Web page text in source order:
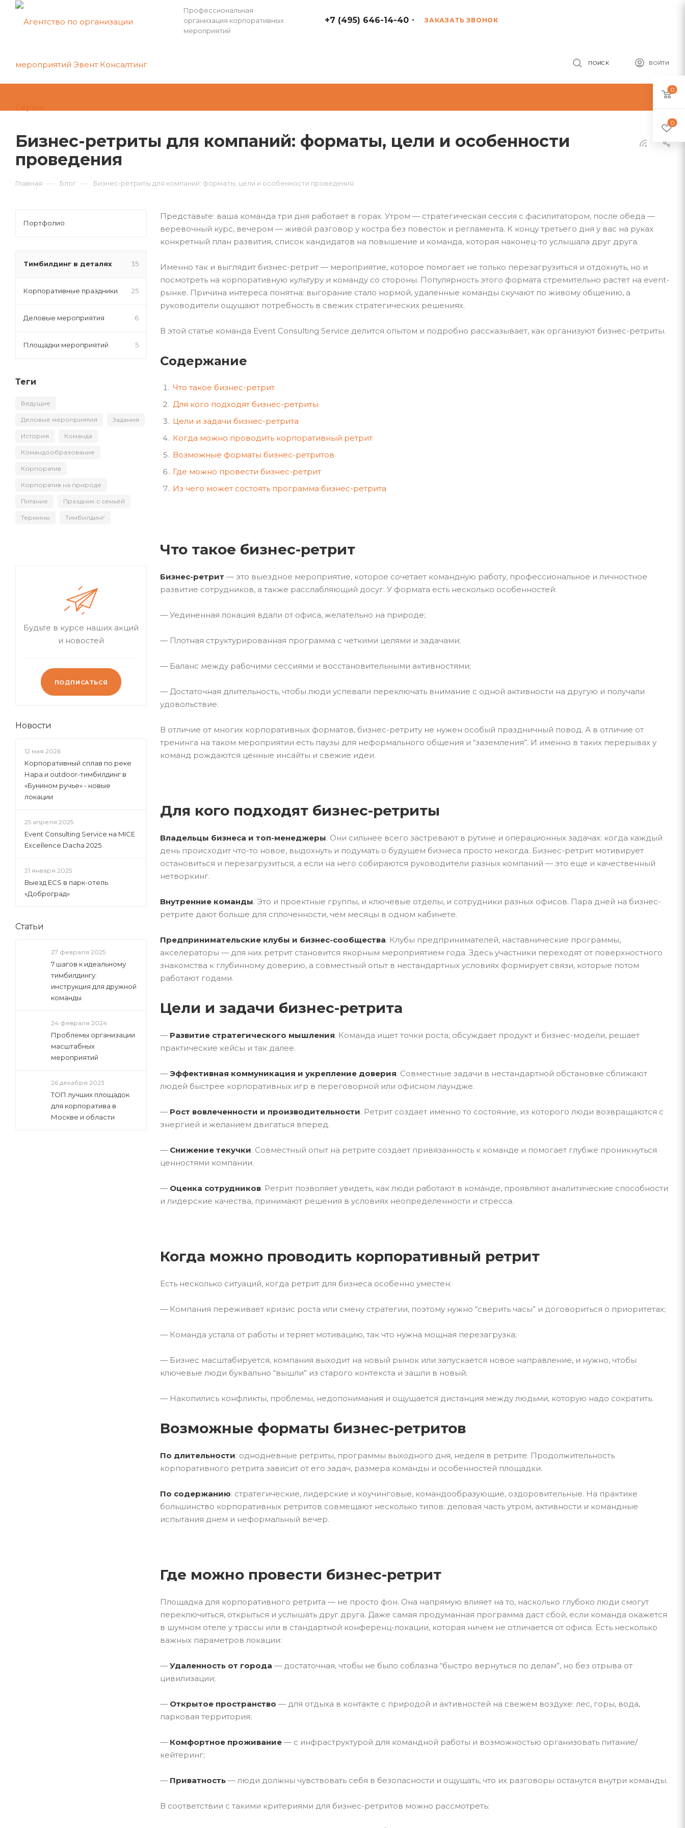
Профессиональная
организация корпоративных
мероприятий
+7 (495) 646-14-40 ЗАКАЗАТЬ ЗВОНОК
ВОЙТИ
ПОИСК
Бизнес-ретриты для компаний: форматы, цели и особенности
проведения
Главная — Блог — Бизнес-ретриты для компаний: форматы, цели и особенности проведения
Представьте: ваша команда три дня работает в горах. Утром — стратегическая сессия с фасилитатором, после обеда —
веревочный курс, вечером — живой разговор у костра без повесток и регламента. К концу третьего дня у вас на руках
конкретный план развития, список кандидатов на повышение и команда, которая наконец-то услышала друг друга.
Именно так и выглядит бизнес-ретрит — мероприятие, которое помогает не только перезагрузиться и отдохнуть, но и
посмотреть на корпоративную культуру и команду со стороны. Популярность этого формата стремительно растет на event-
рынке. Причина интереса понятна: выгорание стало нормой, удаленные команды скучают по живому общению, а
руководители ощущают потребность в свежих стратегических решениях.
В этой статье команда Event Consulting Service делится опытом и подробно рассказывает, как организуют бизнес-ретриты.
Содержание
Что такое бизнес-ретрит
Для кого подходят бизнес-ретриты
Цели и задачи бизнес-ретрита
Когда можно проводить корпоративный ретрит
Возможные форматы бизнес-ретритов
Где можно провести бизнес-ретрит
Из чего может состоять программа бизнес-ретрита
Что такое бизнес-ретрит
Бизнес-ретрит — это выездное мероприятие, которое сочетает командную работу, профессиональное и личностное
развитие сотрудников, а также расслабляющий досуг. У формата есть несколько особенностей:
— Уединенная локация вдали от офиса, желательно на природе;
— Плотная структурированная программа с четкими целями и задачами;
— Баланс между рабочими сессиями и восстановительными активностями;
— Достаточная длительность, чтобы люди успевали переключать внимание с одной активности на другую и получали
удовольствие.
В отличие от многих корпоративных форматов, бизнес-ретриту не нужен особый праздничный повод. А в отличие от
тренинга на таком мероприятии есть паузы для неформального общения и “заземления”. И именно в таких перерывах у
команд рождаются ценные инсайты и свежие идеи.
Для кого подходят бизнес-ретриты
Владельцы бизнеса и топ-менеджеры. Они сильнее всего застревают в рутине и операционных задачах: когда каждый
день происходит что-то новое, выдохнуть и подумать о будущем бизнеса просто некогда. Бизнес-ретрит мотивирует
остановиться и перезагрузиться, а если на него собираются руководители разных компаний — это еще и качественный
нетворкинг.
Внутренние команды. Это и проектные группы, и ключевые отделы, и сотрудники разных офисов. Пара дней на бизнес-
ретрите дают больше для сплоченности, чем месяцы в одном кабинете.​
Предпринимательские клубы и бизнес-сообщества. Клубы предпринимателей, наставнические программы,
акселераторы — для них ретрит становится якорным мероприятием года. Здесь участники переходят от поверхностного
знакомства к глубинному доверию, а совместный опыт в нестандартных условиях формирует связи, которые потом
работают годами.
Цели и задачи бизнес-ретрита
— Развитие стратегического мышления. Команда ищет точки роста, обсуждает продукт и бизнес-модели, решает
практические кейсы и так далее.
— Эффективная коммуникация и укрепление доверия. Совместные задачи в нестандартной обстановке сближают
людей быстрее корпоративных игр в переговорной или офисном лаундже.​
— Рост вовлеченности и производительности. Ретрит создает именно то состояние, из которого люди возвращаются с
энергией и желанием двигаться вперед.
— Снижение текучки. Совместный опыт на ретрите создает привязанность к команде и помогает глубже проникнуться
ценностями компании.
— Оценка сотрудников. Ретрит позволяет увидеть, как люди работают в команде, проявляют аналитические способности
и лидерские качества, принимают решения в условиях неопределенности и стресса.
Когда можно проводить корпоративный ретрит
Есть несколько ситуаций, когда ретрит для бизнеса особенно уместен:
— Компания переживает кризис роста или смену стратегии, поэтому нужно “сверить часы” и договориться о приоритетах;
— Команда устала от работы и теряет мотивацию, так что нужна мощная перезагрузка;
— Бизнес масштабируется, компания выходит на новый рынок или запускается новое направление, и нужно, чтобы
ключевые люди буквально “вышли” из старого контекста и зашли в новый;
— Накопились конфликты, проблемы, недопонимания и ощущается дистанция между людьми, которую надо сократить.
Возможные форматы бизнес-ретритов
По длительности: однодневные ретриты, программы выходного дня, неделя в ретрите. Продолжительность
корпоративного ретрита зависит от его задач, размера команды и особенностей площадки.
По содержанию: стратегические, лидерские и коучинговые, командообразующие, оздоровительные. На практике
большинство корпоративных ретритов совмещают несколько типов: деловая часть утром, активности и командные
испытания днем и неформальный вечер.
Где можно провести бизнес-ретрит
Площадка для корпоративного ретрита — не просто фон. Она напрямую влияет на то, насколько глубоко люди смогут
переключиться, открыться и услышать друг друга. Даже самая продуманная программа даст сбой, если команда окажется
в шумном отеле у трассы или в стандартной конференц-локации, которая ничем не отличается от офиса. Есть несколько
важных параметров локации:
— Удаленность от города — достаточная, чтобы не было соблазна “быстро вернуться по делам”, но без отрыва от
цивилизации;
— Открытое пространство — для отдыха в контакте с природой и активностей на свежем воздухе: лес, горы, вода,
парковая территория;
— Комфортное проживание — с инфраструктурой для командной работы и возможностью организовать питание/
кейтеринг;
— Приватность — люди должны чувствовать себя в безопасности и ощущать, что их разговоры останутся внутри команды.
В соответствии с такими критериями для бизнес-ретритов можно рассмотреть:
Портфолио
Тимбилдинг в деталях 35
Корпоративные праздники 25
Деловые мероприятия 6
Площадки мероприятий 5
Теги
Ведущие
Деловые мероприятия Задания
История Команда
Командообразование
Корпоратив
Корпоратив на природе
Питание Праздник с семьёй
Термины Тимбилдинг
Будьте в курсе наших акций
и новостей
ПОДПИСАТЬСЯ
Новости
12 мая 2026
Корпоративный сплав по реке
Нара и outdoor-тимбилдинг в
«Бунином ручье» - новые
локации
25 апреля 2025
Event Consulting Service на MICE
Excellence Dacha 2025
21 января 2025
Выезд ECS в парк-отель
«Доброград»
Статьи
27 февраля 2025
7 шагов к идеальному
тимбилдингу:
инструкция для дружной
команды
24 февраля 2024
Проблемы организации
масштабных
мероприятий
26 декабря 2023
ТОП лучших площадок
для корпоратива в
Москве и области
0
0